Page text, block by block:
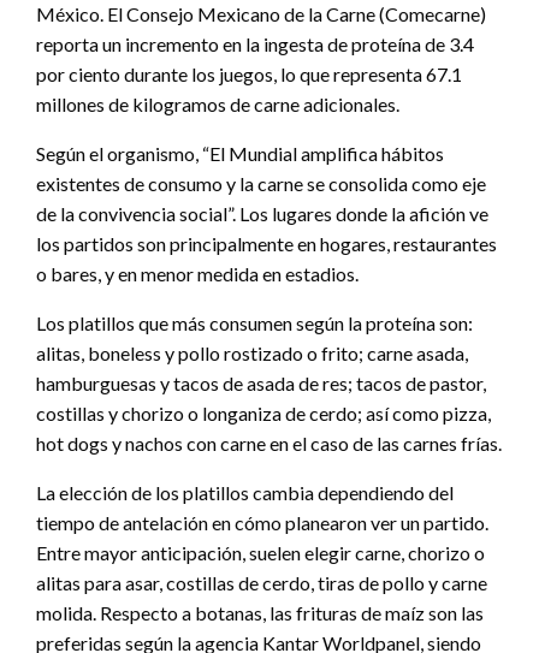
México. El Consejo Mexicano de la Carne (Comecarne)
reporta un incremento en la ingesta de proteína de 3.4
por ciento durante los juegos, lo que representa 67.1
millones de kilogramos de carne adicionales.
Según el organismo, “El Mundial amplifica hábitos
existentes de consumo y la carne se consolida como eje
de la convivencia social”. Los lugares donde la afición ve
los partidos son principalmente en hogares, restaurantes
o bares, y en menor medida en estadios.
Los platillos que más consumen según la proteína son:
alitas, boneless y pollo rostizado o frito; carne asada,
hamburguesas y tacos de asada de res; tacos de pastor,
costillas y chorizo o longaniza de cerdo; así como pizza,
hot dogs y nachos con carne en el caso de las carnes frías.
La elección de los platillos cambia dependiendo del
tiempo de antelación en cómo planearon ver un partido.
Entre mayor anticipación, suelen elegir carne, chorizo o
alitas para asar, costillas de cerdo, tiras de pollo y carne
molida. Respecto a botanas, las frituras de maíz son las
preferidas según la agencia Kantar Worldpanel, siendo